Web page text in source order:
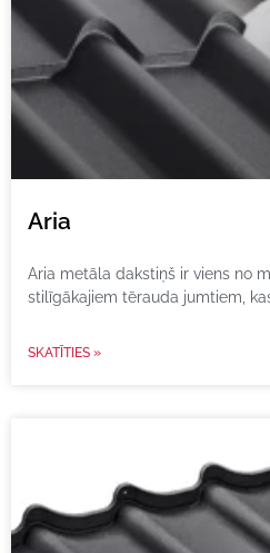
Aria
Aria metāla dakstiņš ir viens no
stilīgākajiem tērauda jumtiem,
SKATĪTIES »